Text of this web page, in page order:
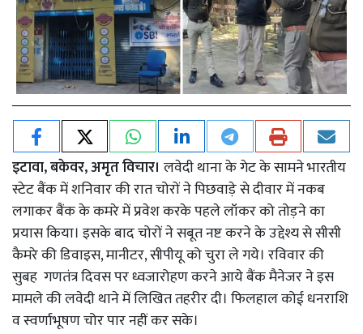
इटावा, बकेवर, अमृत विचार। लवेदी थाना के गेट के सामने भारतीय
स्टेट बैंक में शनिवार की रात चोरों ने पिछवाड़े से दीवार में नकब
लगाकर बैंक के कमरे में प्रवेश करके पहले लॉकर को तोड़ने का
प्रयास किया। इसके बाद चोरों ने सबूत नष्ट करने के उद्देश्य से सीसी
कैमरे की डिवाइस, मानीटर, सीपीयू को चुरा ले गये। रविवार की
सुबह गणतंत्र दिवस पर ध्वजारोहण करने आये बैंक मैनेजर ने इस
मामले की लवेदी थाने में लिखित तहरीर दी। फिलहाल कोई धनराशि
व स्वर्णाभूषण चोर पार नहीं कर सके।